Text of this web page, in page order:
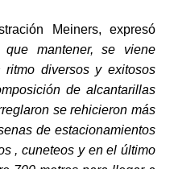
Meiners, expresó
mantener, se viene
diversos y exitosos
de alcantarillas
se rehicieron más
de estacionamientos
, cuneteos y en el último